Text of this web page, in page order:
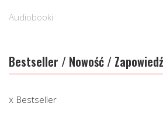
Audiobooki
Bestseller / Nowość / Zapowiedź
Bestseller